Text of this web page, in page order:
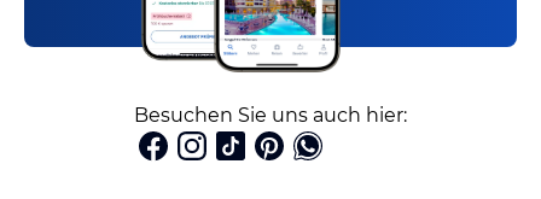
Besuchen Sie uns auch hier: